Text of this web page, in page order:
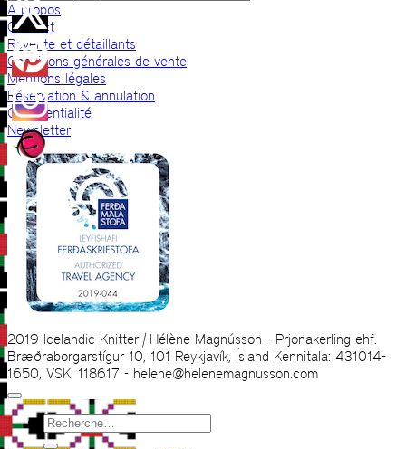
A propos
Contact
Revente et détaillants
Conditions générales de vente
Mentions légales
Réservation & annulation
Confidentialité
Newsletter
2019 Icelandic Knitter | Hélène Magnússon - Prjonakerling ehf.
Bræðraborgarstígur 10, 101 Reykjavík, Ísland Kennitala: 431014-
1650, VSK: 118617 - helene@helenemagnusson.com
Recherche
pour :